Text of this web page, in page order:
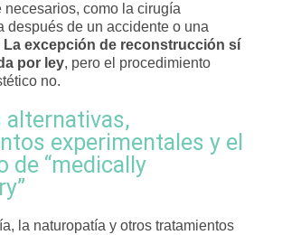
necesarios, como la cirugía
después de un accidente o una
La excepción de reconstrucción sí
por ley, pero el procedimiento
no.
alternativas,
experimentales y el
de “medically
la naturopatía y otros tratamientos